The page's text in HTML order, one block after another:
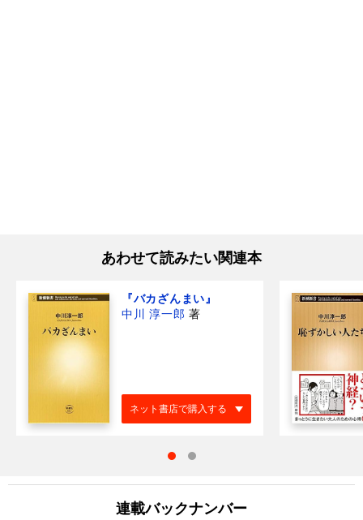
あわせて読みたい関連本
『バカざんまい』
中川 淳一郎 著
ネット書店で購入する
連載バックナンバー